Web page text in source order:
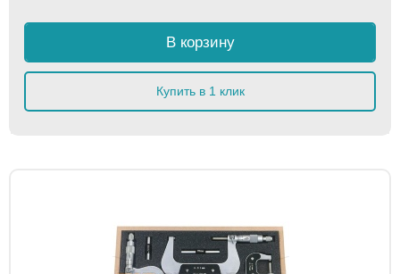
В корзину
Купить в 1 клик